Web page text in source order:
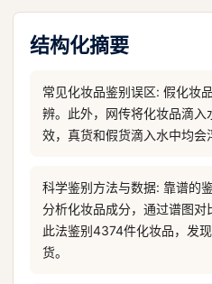
结构化摘要
常见化妆品鉴别误区: 假化妆
辨。此外，网传将化妆品滴
效，真货和假货滴入水中均会
科学鉴别方法与数据: 靠谱的
分析化妆品成分，通过谱图
此法鉴别4374件化妆品，发
货。